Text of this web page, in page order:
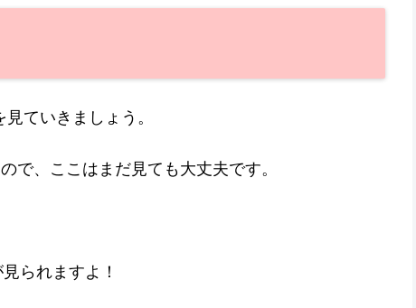
ていきましょう。
で、ここはまだ見ても大丈夫です。
られますよ！